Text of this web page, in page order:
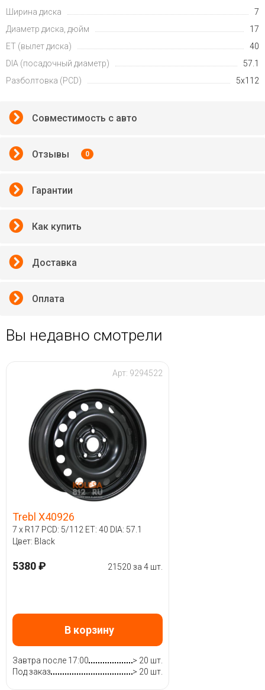
Ширина диска
7
Диаметр диска, дюйм
17
ET (вылет диска)
40
DIA (посадочный диаметр)
57.1
Разболтовка (PCD)
5x112
Совместимость с авто
Отзывы 0
Гарантии
Как купить
Доставка
Оплата
Вы недавно смотрели
Арт: 9294522
Trebl X40926
7 x R17 PCD: 5/112 ET: 40 DIA: 57.1
Цвет: Black
5380 ₽ 21520 за 4 шт.
В корзину
Завтра после 17:00
> 20 шт.
Под заказ
> 20 шт.